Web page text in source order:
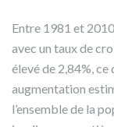
Entre 1981 et
avec un taux de
élevé de 2,84%,
augmentation
l’ensemble de la